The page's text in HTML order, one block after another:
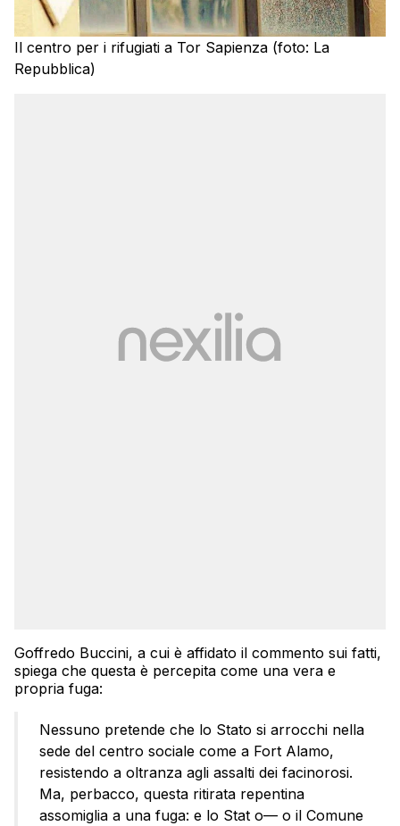
Il centro per i rifugiati a Tor Sapienza (foto: La
Repubblica)
Goffredo Buccini, a cui è affidato il commento sui fatti,
spiega che questa è percepita come una vera e
propria fuga:
Nessuno pretende che lo Stato si arrocchi nella
sede del centro sociale come a Fort Alamo,
resistendo a oltranza agli assalti dei facinorosi.
Ma, perbacco, questa ritirata repentina
assomiglia a una fuga: e lo Stat o— o il Comune